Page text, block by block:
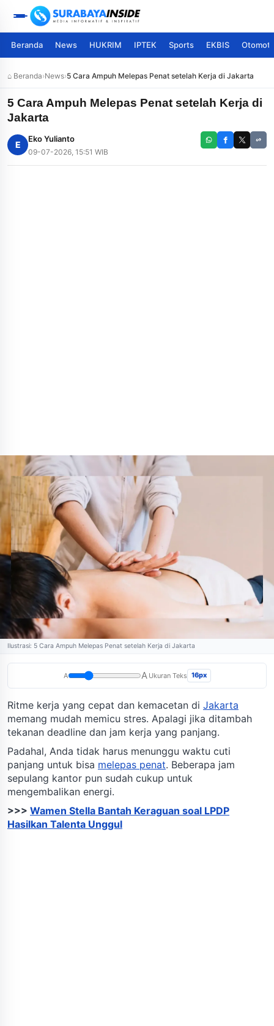
Beranda News HUKRIM IPTEK Sports EKBIS
⌂ Beranda›News›5 Cara Ampuh Melepas Penat setelah Kerja di Jakarta
5 Cara Ampuh Melepas Penat setelah Kerja di
Jakarta
E
Eko Yulianto
09-07-2026, 15:51 WIB
Ilustrasi: 5 Cara Ampuh Melepas Penat setelah Kerja di Jakarta
A A Ukuran Teks 16px
Ritme kerja yang cepat dan kemacetan di Jakarta
memang mudah memicu stres. Apalagi jika ditambah
tekanan deadline dan jam kerja yang panjang.
Padahal, Anda tidak harus menunggu waktu cuti
panjang untuk bisa melepas penat. Beberapa jam
sepulang kantor pun sudah cukup untuk
mengembalikan energi.
>>> Wamen Stella Bantah Keraguan soal LPDP
Hasilkan Talenta Unggul